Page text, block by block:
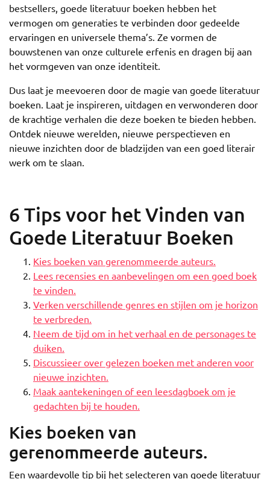
bestsellers, goede literatuur boeken hebben het
vermogen om generaties te verbinden door gedeelde
ervaringen en universele thema’s. Ze vormen de
bouwstenen van onze culturele erfenis en dragen bij aan
het vormgeven van onze identiteit.
Dus laat je meevoeren door de magie van goede literatuur
boeken. Laat je inspireren, uitdagen en verwonderen door
de krachtige verhalen die deze boeken te bieden hebben.
Ontdek nieuwe werelden, nieuwe perspectieven en
nieuwe inzichten door de bladzijden van een goed literair
werk om te slaan.
6 Tips voor het Vinden van
Goede Literatuur Boeken
Kies boeken van gerenommeerde auteurs.
Lees recensies en aanbevelingen om een goed boek
te vinden.
Verken verschillende genres en stijlen om je horizon
te verbreden.
Neem de tijd om in het verhaal en de personages te
duiken.
Discussieer over gelezen boeken met anderen voor
nieuwe inzichten.
Maak aantekeningen of een leesdagboek om je
gedachten bij te houden.
Kies boeken van
gerenommeerde auteurs.
Een waardevolle tip bij het selecteren van goede literatuur